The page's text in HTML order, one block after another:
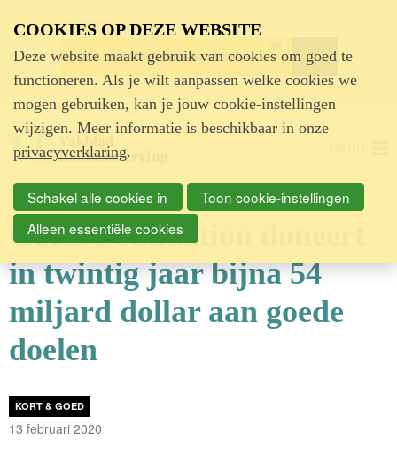
Advertentie
Gates Foundation doneert
in twintig jaar bijna 54
miljard dollar aan goede
doelen
KORT & GOED
13 februari 2020
COOKIES OP DEZE WEBSITE
Deze website maakt gebruik van cookies om goed te
functioneren. Als je wilt aanpassen welke cookies we
mogen gebruiken, kan je jouw cookie-instellingen
wijzigen. Meer informatie is beschikbaar in onze
privacyverklaring.
Schakel alle cookies in
Toon cookie-instellingen
Alleen essentiële cookies